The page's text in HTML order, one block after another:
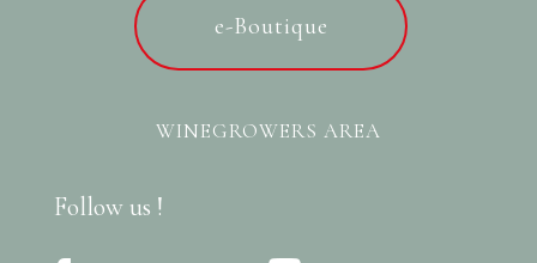
e-Boutique
WINEGROWERS AREA
Follow us !